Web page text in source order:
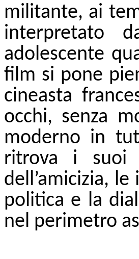
militante, ai
interpretato
adolescente
film si pone
cineasta
occhi, senza
moderno in
ritrova i suoi
dell’amicizia,
politica e la
nel perimetro